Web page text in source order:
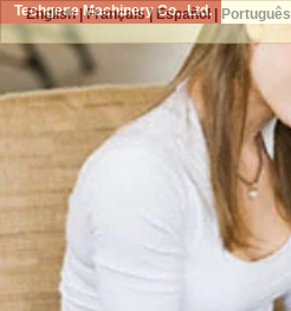
Techgene Machinery Co., Ltd.
English|Français| Español| Português